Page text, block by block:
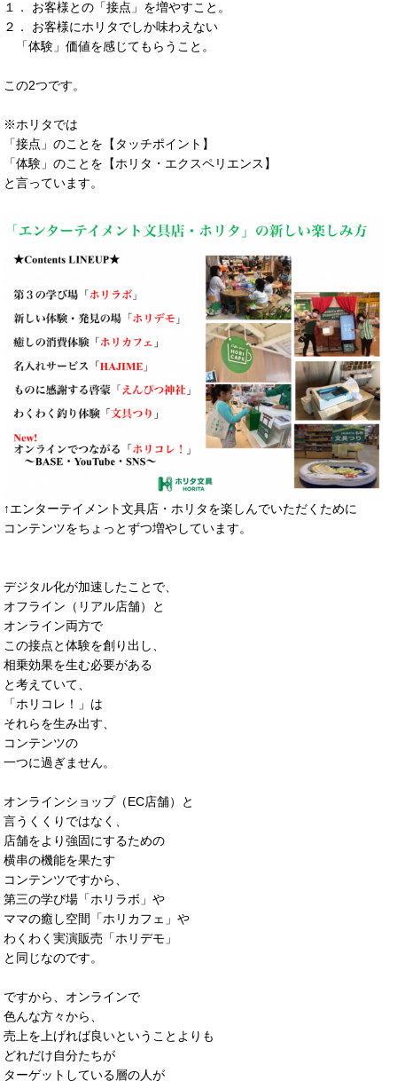
１． お客様との「接点」を増やすこと。
２． お客様にホリタでしか味わえない
「体験」価値を感じてもらうこと。
この2つです。
※ホリタでは
「接点」のことを【タッチポイント】
「体験」のことを【ホリタ・エクスペリエンス】
と言っています。
↑エンターテイメント文具店・ホリタを楽しんでいただくために
コンテンツをちょっとずつ増やしています。
デジタル化が加速したことで、
オフライン（リアル店舗）と
オンライン両方で
この接点と体験を創り出し、
相乗効果を生む必要がある
と考えていて、
「ホリコレ！」は
それらを生み出す、
コンテンツの
一つに過ぎません。
オンラインショップ（EC店舗）と
言うくくりではなく、
店舗をより強固にするための
横串の機能を果たす
コンテンツですから、
第三の学び場「ホリラボ」や
ママの癒し空間「ホリカフェ」や
わくわく実演販売「ホリデモ」
と同じなのです。
ですから、オンラインで
色んな方々から、
売上を上げれば良いということよりも
どれだけ自分たちが
ターゲットしている層の人が